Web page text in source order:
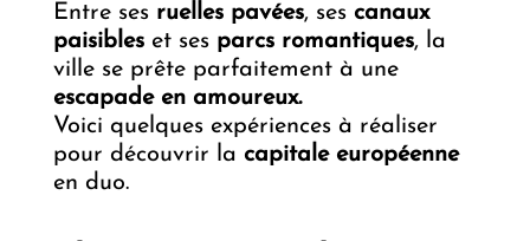
Entre ses ruelles pavées, ses canaux
paisibles et ses parcs romantiques, la
ville se prête parfaitement à une
escapade en amoureux.
Voici quelques expériences à réaliser
pour découvrir la capitale européenne
en duo.